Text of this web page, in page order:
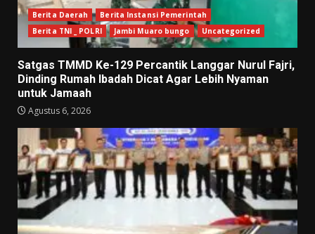
Berita Daerah
Berita Instansi Pemerintah
Berita TNI _ POLRI
Jambi Muaro bungo Uncategorized
Satgas TMMD Ke-129 Percantik Langgar Nurul Fajri,
Dinding Rumah Ibadah Dicat Agar Lebih Nyaman
untuk Jamaah
Agustus 6, 2026